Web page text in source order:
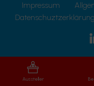
Impressum
Datenschuztzerklärung
Aussteller